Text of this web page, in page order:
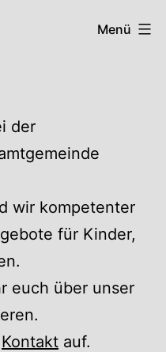
Menü
der
wir kompetenter
für Kinder,
euch über unser
Kontakt auf.